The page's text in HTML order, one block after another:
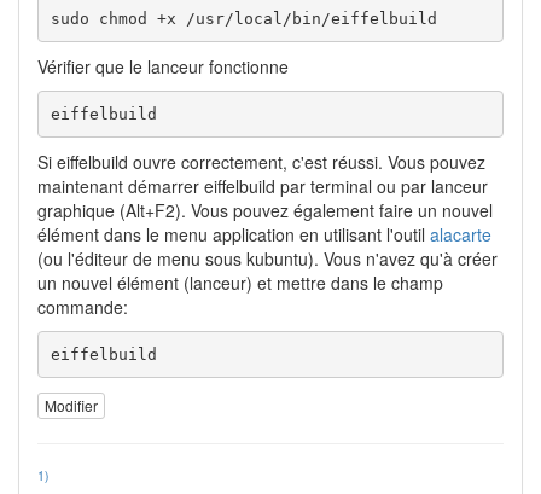
sudo chmod +x /usr/local/bin/eiffelbuild
Vérifier que le lanceur fonctionne
eiffelbuild
Si eiffelbuild ouvre correctement, c'est réussi. Vous pouvez
maintenant démarrer eiffelbuild par terminal ou par lanceur
graphique (Alt+F2). Vous pouvez également faire un nouvel
élément dans le menu application en utilisant l'outil alacarte
(ou l'éditeur de menu sous kubuntu). Vous n'avez qu'à créer
un nouvel élément (lanceur) et mettre dans le champ
commande:
eiffelbuild
Modifier
1)